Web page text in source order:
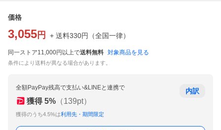
価格
3,055 円 + 送料330円 （全国一律）
同一ストア11,000円以上で送料無料 対象商品を見る
条件により送料が異なる場合があります。
全額PayPay残高で支払い&LINEと連携で
獲得 5% （139pt）
獲得のうち4.5%は利用先・期間限定
内訳